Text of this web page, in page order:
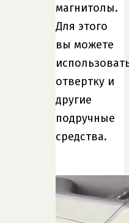
магнитолы.
Для этого
вы можете
отвертку и
другие
подручные
средства.